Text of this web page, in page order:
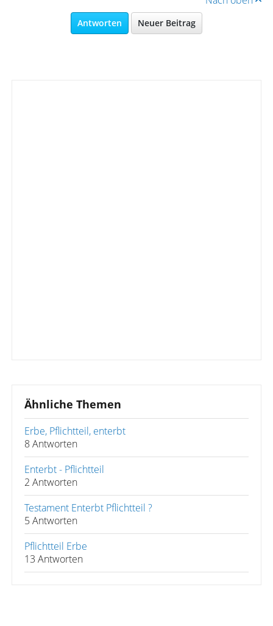
Antworten Neuer Beitrag
Ähnliche Themen
Erbe, Pflichtteil, enterbt
8 Antworten
Enterbt - Pflichtteil
2 Antworten
Testament Enterbt Pflichtteil ?
5 Antworten
Pflichtteil Erbe
13 Antworten